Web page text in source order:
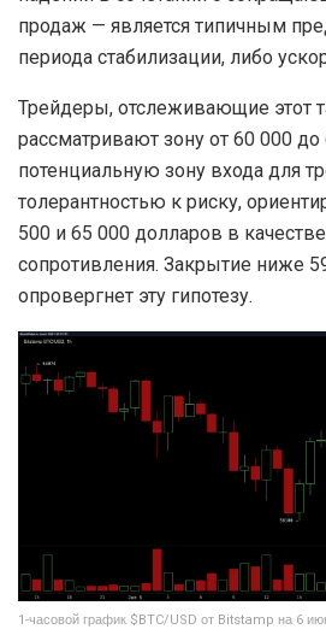
продаж — является типичным
периода стабилизации, либо
Трейдеры, отслеживающие этот
рассматривают зону от 60 000
потенциальную зону входа для
толерантностью к риску,
500 и 65 000 долларов в
сопротивления. Закрытие ниже
опровергнет эту гипотезу.
1-часовой график $BTC/USD от Bitstamp на 6